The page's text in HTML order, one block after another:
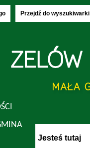
Przejdź do wyszukiwarki
Jesteś tutaj